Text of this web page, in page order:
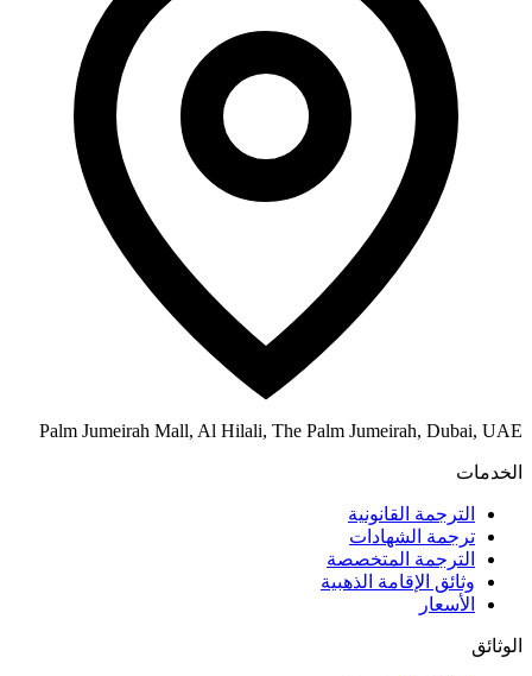
Palm Jumeirah Mall, Al Hilali, The Palm Jumeirah, Dubai, UAE
الخدمات
الترجمة القانونية
ترجمة الشهادات
الترجمة المتخصصة
وثائق الإقامة الذهبية
الأسعار
الوثائق